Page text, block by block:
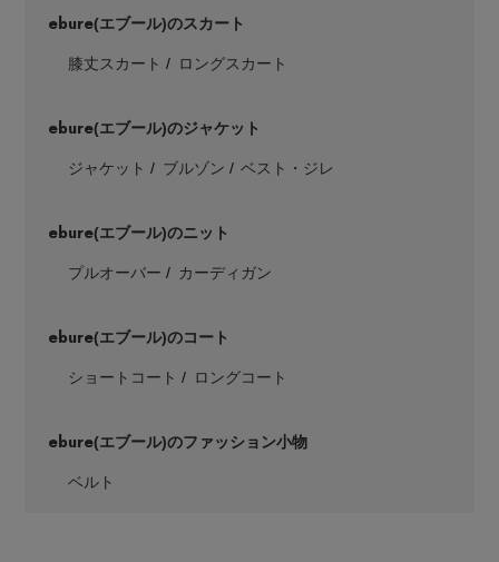
ebure(エブール)のスカート
膝丈スカート ロングスカート
ebure(エブール)のジャケット
ジャケット ブルゾン ベスト・ジレ
ebure(エブール)のニット
プルオーバー カーディガン
ebure(エブール)のコート
ショートコート ロングコート
ebure(エブール)のファッション小物
ベルト